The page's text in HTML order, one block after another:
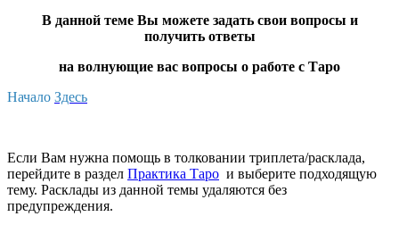
В данной теме Вы можете задать свои вопросы и
получить ответы
на волнующие вас вопросы о работе с Таро
Начало Здесь
Если Вам нужна помощь в толковании триплета/расклада,
перейдите в раздел Практика Таро и выберите подходящую
тему. Расклады из данной темы удаляются без
предупреждения.